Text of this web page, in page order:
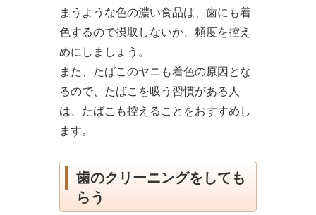
まうような色の濃い食品は、歯にも着
色するので摂取しないか、頻度を控え
めにしましょう。
また、たばこのヤニも着色の原因とな
るので、たばこを吸う習慣がある人
は、たばこも控えることをおすすめし
ます。
歯のクリーニングをしても
らう